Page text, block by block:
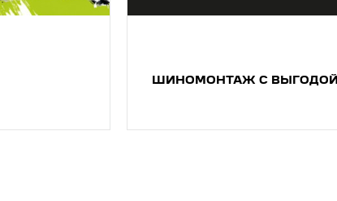
ШИНОМОНТАЖ С ВЫГОДОЙ